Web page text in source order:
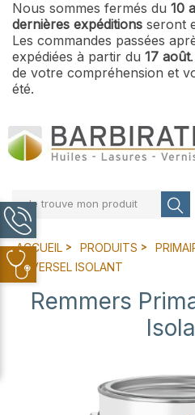
Nous sommes fermés du 10
dernières expéditions seront
Les commandes passées
expédiées à partir du 17 août
de votre compréhension et
été.
Je trouve mon produit
ACCUEIL PRODUITS
UNIVERSEL ISOLANT
Remmers